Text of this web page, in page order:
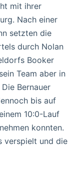
mit ihrer
Nach einer
setzten die
durch Nolan
Booker
Team aber in
Bernauer
bis auf
10:0-Lauf
konnten.
verspielt und die